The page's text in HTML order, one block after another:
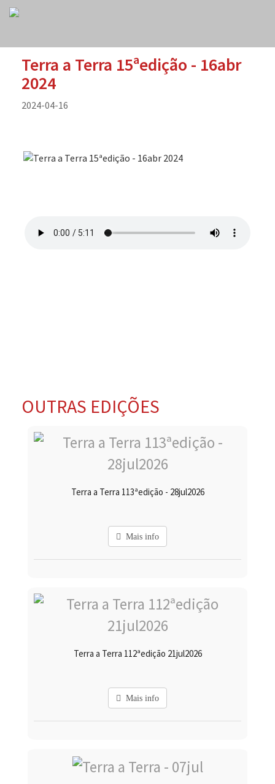
Terra a Terra 15ªedição - 16abr
2024
2024-04-16
OUTRAS EDIÇÕES
Terra a Terra 113ªedição - 28jul2026
Mais info
Terra a Terra 112ªedição 21jul2026
Mais info